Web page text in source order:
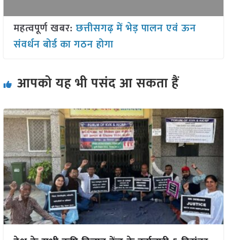
महत्वपूर्ण खबर:छत्तीसगढ़ में भेड़ पालन एवं ऊन
संवर्धन बोर्ड का गठन होगा
आपको यह भी पसंद आ सकता हैं